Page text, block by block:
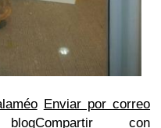
Enviar por correo
Compartir con